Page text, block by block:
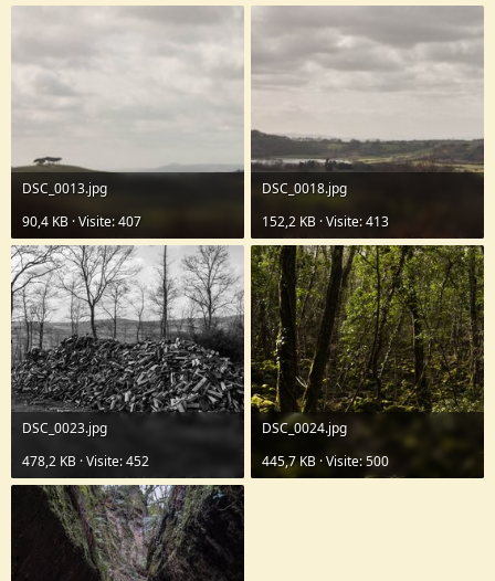
DSC_0013.jpg
90,4 KB · Visite: 407
DSC_0018.jpg
152,2 KB · Visite: 413
DSC_0023.jpg
478,2 KB · Visite: 452
DSC_0024.jpg
445,7 KB · Visite: 500